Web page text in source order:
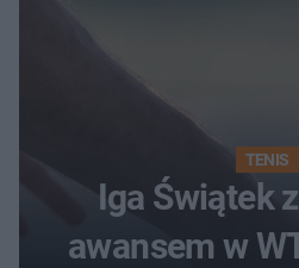
TENIS
Iga Świątek
awansem w